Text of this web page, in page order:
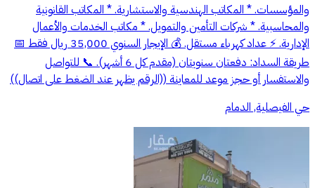
والمؤسسات. * المكاتب الهندسية والاستشارية. * المكاتب القانونية
والمحاسبية. * شركات التأمين والتمويل. * مكاتب الخدمات والأعمال
الإدارية. ⚡ عداد كهرباء مستقل. 💰 الإيجار السنوي 35,000 ريال فقط 📅
طريقة السداد: دفعتان سنويتان (مقدم كل 6 أشهر). 📞 للتواصل
والاستفسار أو حجز موعد للمعاينة ((الرقم يظهر عند الضغط على اتصال))
حي الفيصلية, الدمام